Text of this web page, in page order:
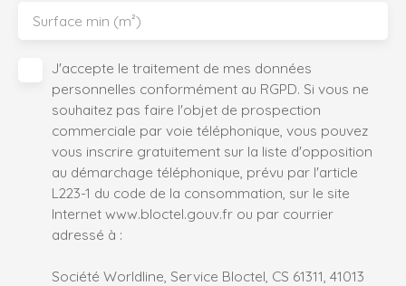
Surface min (m²)
J'accepte le traitement de mes données
personnelles conformément au RGPD. Si vous ne
souhaitez pas faire l'objet de prospection
commerciale par voie téléphonique, vous pouvez
vous inscrire gratuitement sur la liste d'opposition
au démarchage téléphonique, prévu par l'article
L223-1 du code de la consommation, sur le site
Internet www.bloctel.gouv.fr ou par courrier
adressé à :
Société Worldline, Service Bloctel, CS 61311, 41013